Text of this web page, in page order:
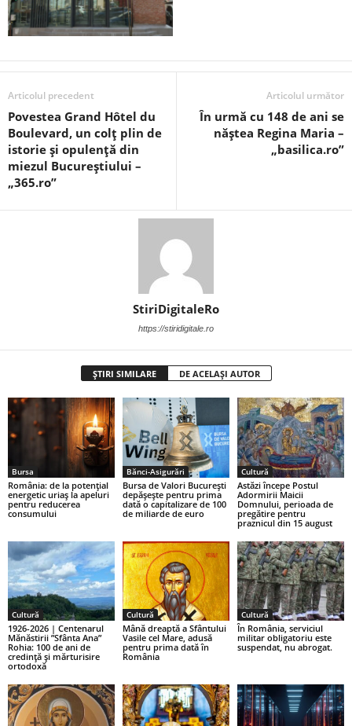
Articolul precedent
Povestea Grand Hôtel du
Boulevard, un colț plin de
istorie și opulență din
miezul Bucureștiului –
„365.ro”
Articolul următor
În urmă cu 148 de ani se
năştea Regina Maria –
„basilica.ro”
StiriDigitaleRo
https://stiridigitale.ro
ȘTIRI SIMILARE DE ACELAȘI AUTOR
Bursa
România: de la potențial
energetic uriaș la apeluri
pentru reducerea
consumului
Bănci-Asigurări
Bursa de Valori București
depășește pentru prima
dată o capitalizare de 100
de miliarde de euro
Cultură
Astăzi începe Postul
Adormirii Maicii
Domnului, perioada de
pregătire pentru
praznicul din 15 august
Cultură
1926-2026 | Centenarul
Mănăstirii ”Sfânta Ana”
Rohia: 100 de ani de
credință și mărturisire
ortodoxă
Cultură
Mână dreaptă a Sfântului
Vasile cel Mare, adusă
pentru prima dată în
România
Cultură
În România, serviciul
militar obligatoriu este
suspendat, nu abrogat.